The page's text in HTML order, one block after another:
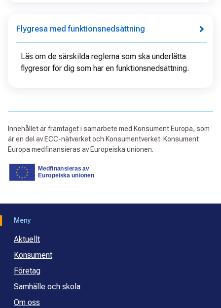
Flygresa med funktionsnedsättning
Läs om de särskilda reglerna som ska underlätta
flygresor för dig som har en funktionsnedsättning.
Innehållet är framtaget i samarbete med Konsument Europa, som
är en del av ECC-nätverket och Konsumentverket. Konsument
Europa medfinansieras av Europeiska unionen.
Meny
Aktuellt
Konsument
Företag
Samhälle och skola
Om oss